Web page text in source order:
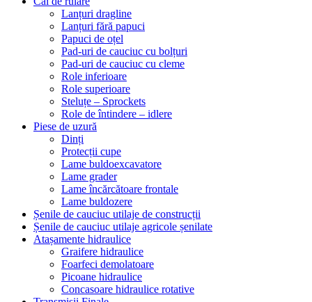
Lanțuri dragline
Lanțuri fără papuci
Papuci de oțel
Pad-uri de cauciuc cu bolțuri
Pad-uri de cauciuc cu cleme
Role inferioare
Role superioare
Steluțe – Sprockets
Role de întindere – idlere
Piese de uzură
Dinți
Protecții cupe
Lame buldoexcavatore
Lame grader
Lame încărcătoare frontale
Lame buldozere
Șenile de cauciuc utilaje de construcții
Șenile de cauciuc utilaje agricole șenilate
Atașamente hidraulice
Graifere hidraulice
Foarfeci demolatoare
Picoane hidraulice
Concasoare hidraulice rotative